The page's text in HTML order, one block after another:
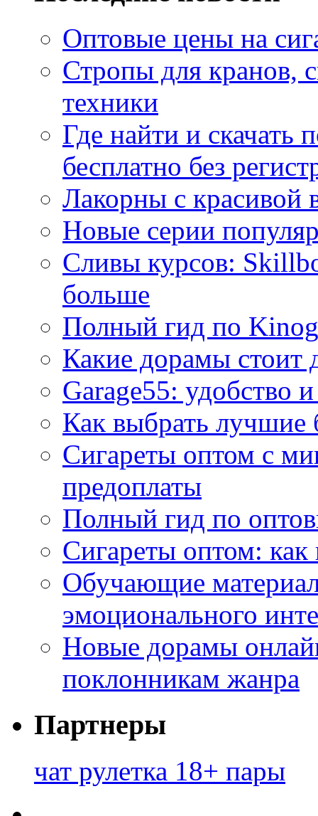
Оптовые цены на
Стропы для кранов,
техники
Где найти и
бесплатно без
Лакорны с красивой
Новые серии
Сливы курсов:
больше
Полный гид по
Какие дорамы стоит
Garage55: удобство
Как выбрать
Сигареты оптом с
предоплаты
Полный гид по
Сигареты оптом:
Обучающие
эмоционального
Новые дорамы
поклонникам жанра
Партнеры
чат рулетка 18+ пары